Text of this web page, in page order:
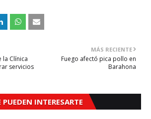
MÁS RECIENTE
Fuego afectó pica pollo en
Barahona
la Clínica
servicios
INTERESARTE